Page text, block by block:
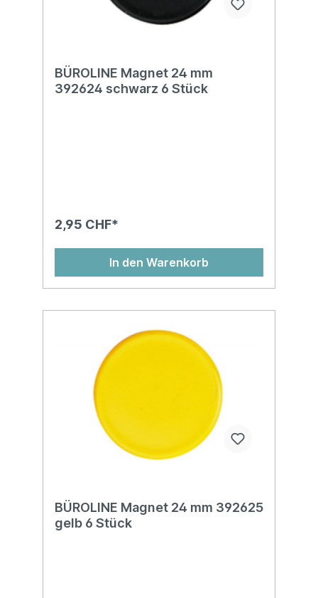
BÜROLINE Magnet 24 mm
392624 schwarz 6 Stück
2,95 CHF*
In den Warenkorb
BÜROLINE Magnet 24 mm 392625
gelb 6 Stück